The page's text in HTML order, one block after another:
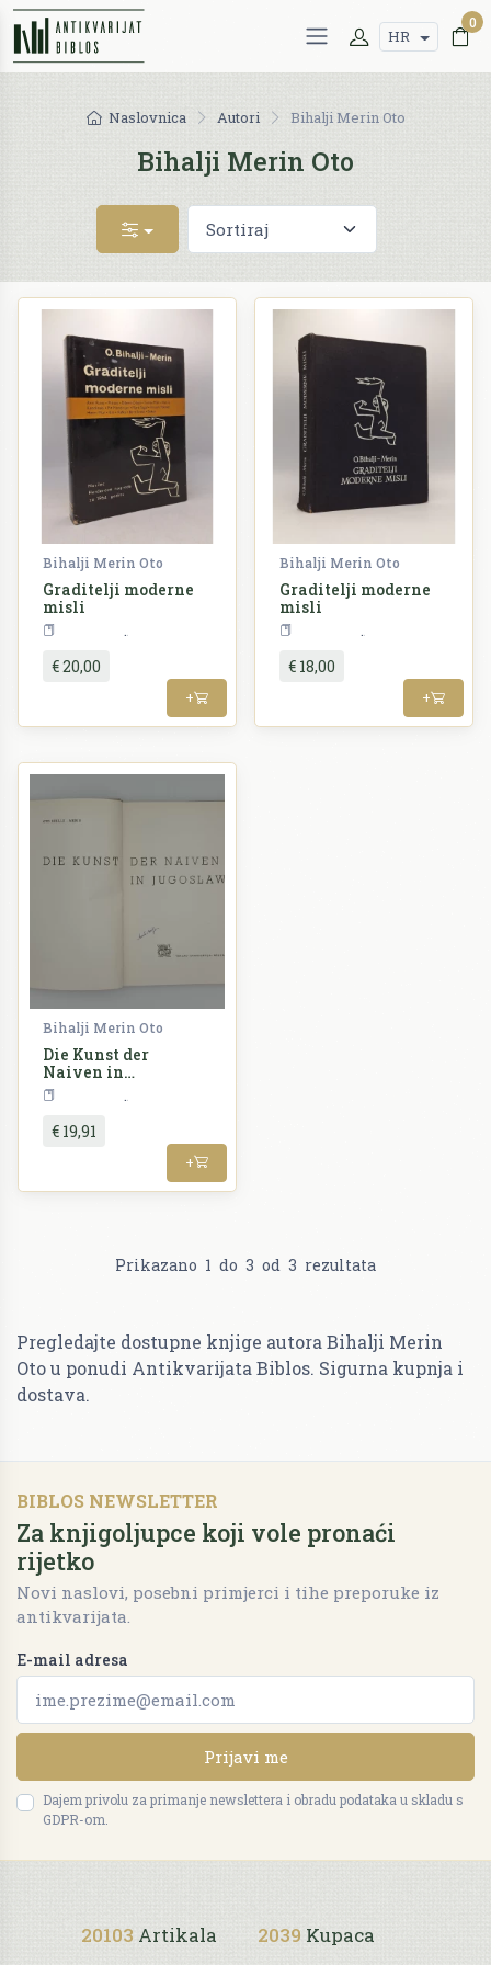
HR
0
Naslovnica Autori Bihalji Merin Oto
Bihalji Merin Oto
Bihalji Merin Oto
Graditelji moderne
misli
€ 20,00
+
Bihalji Merin Oto
Graditelji moderne
misli
€ 18,00
+
Bihalji Merin Oto
Die Kunst der
Naiven in
Jugoslawien
€ 19,91
+
Prikazano 1 do 3 od 3 rezultata
Pregledajte dostupne knjige autora Bihalji Merin
Oto u ponudi Antikvarijata Biblos. Sigurna kupnja i
dostava.
BIBLOS NEWSLETTER
Za knjigoljupce koji vole pronaći
rijetko
Novi naslovi, posebni primjerci i tihe preporuke iz
antikvarijata.
E-mail adresa
Prijavi me
Dajem privolu za primanje newslettera i obradu podataka u skladu s
GDPR-om.
20103 Artikala 2039 Kupaca